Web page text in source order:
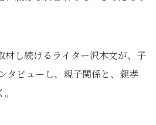
材し続けるライター沢木文が、子
タビューし、親子関係と、親孝